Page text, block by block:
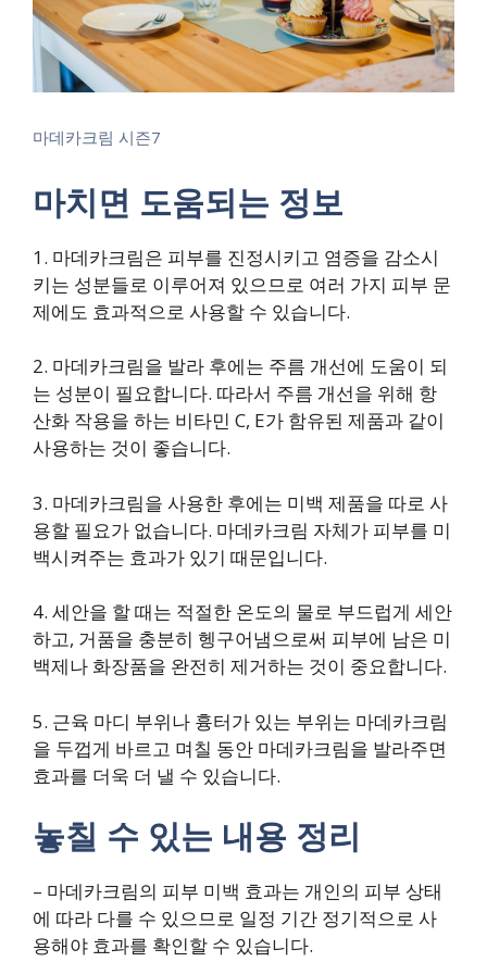
마데카크림 시즌7
마치면 도움되는 정보
1. 마데카크림은 피부를 진정시키고 염증을 감소시
키는 성분들로 이루어져 있으므로 여러 가지 피부 문
제에도 효과적으로 사용할 수 있습니다.
2. 마데카크림을 발라 후에는 주름 개선에 도움이 되
는 성분이 필요합니다. 따라서 주름 개선을 위해 항
산화 작용을 하는 비타민 C, E가 함유된 제품과 같이
사용하는 것이 좋습니다.
3. 마데카크림을 사용한 후에는 미백 제품을 따로 사
용할 필요가 없습니다. 마데카크림 자체가 피부를 미
백시켜주는 효과가 있기 때문입니다.
4. 세안을 할 때는 적절한 온도의 물로 부드럽게 세안
하고, 거품을 충분히 헹구어냄으로써 피부에 남은 미
백제나 화장품을 완전히 제거하는 것이 중요합니다.
5. 근육 마디 부위나 흉터가 있는 부위는 마데카크림
을 두껍게 바르고 며칠 동안 마데카크림을 발라주면
효과를 더욱 더 낼 수 있습니다.
놓칠 수 있는 내용 정리
– 마데카크림의 피부 미백 효과는 개인의 피부 상태
에 따라 다를 수 있으므로 일정 기간 정기적으로 사
용해야 효과를 확인할 수 있습니다.